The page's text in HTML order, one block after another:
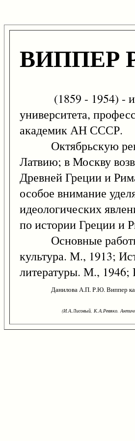
ВИППЕР
(1859 - 1954) -
университета,
академик АН СССР.
Октябрьскую
Латвию; в Москву
Древней Греции и
особое внимание
идеологических
по истории Греции и
Основные работы
культура. М., 1913;
литературы. М., 1946;
Данилова А.П. Р.Ю. Виппер
(И.А.Лисовый, К.А.Ревяко.